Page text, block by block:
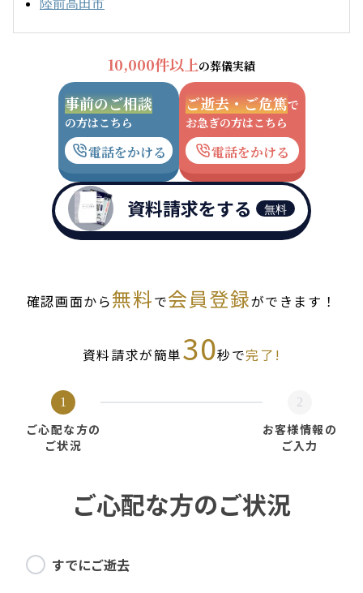
陸前高田市
10,000件以上の葬儀実績
事前のご相談
の方はこちら
電話をかける
ご逝去・ご危篤で
お急ぎの方はこちら
電話をかける
資料請求をする 無料
確認画面から無料で会員登録ができます！
資料請求が簡単30秒で完了!
1
ご心配な方の
ご状況
2
お客様情報の
ご入力
ご心配な方のご状況
すでにご逝去